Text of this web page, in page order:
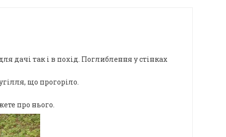
дачі так і в похід. Поглиблення у стінках
що прогоріло.
про нього.